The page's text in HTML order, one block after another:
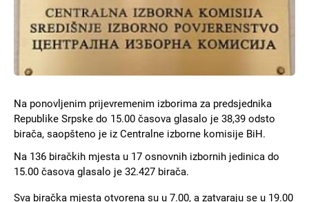
Na ponovljenim prijevremenim izborima za predsjednika
Republike Srpske do 15.00 časova glasalo je 38,39 odsto
birača, saopšteno je iz Centralne izborne komisije BiH.
Na 136 biračkih mjesta u 17 osnovnih izbornih jedinica do
15.00 časova glasalo je 32.427 birača.
Sva biračka mjesta otvorena su u 7.00, a zatvaraju se u 19.00